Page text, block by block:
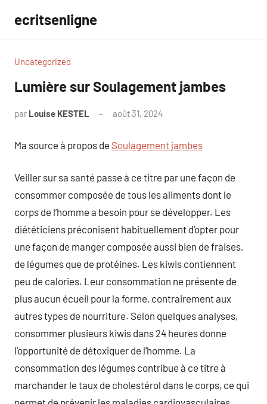
contenu
ecritsenligne
Uncategorized
Lumière sur Soulagement jambes
par Louise KESTEL août 31, 2024
Ma source à propos de Soulagement jambes
Veiller sur sa santé passe à ce titre par une façon de
consommer composée de tous les aliments dont le
corps de l’homme a besoin pour se développer. Les
diététiciens préconisent habituellement d’opter pour
une façon de manger composée aussi bien de fraises,
de légumes que de protéines. Les kiwis contiennent
peu de calories. Leur consommation ne présente de
plus aucun écueil pour la forme, contrairement aux
autres types de nourriture. Selon quelques analyses,
consommer plusieurs kiwis dans 24 heures donne
l’opportunité de détoxiquer de l’homme. La
consommation des légumes contribue à ce titre à
marchander le taux de cholestérol dans le corps, ce qui